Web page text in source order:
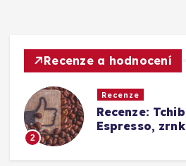
Recenze a hodnocení
BARISTA
káva, 1000g